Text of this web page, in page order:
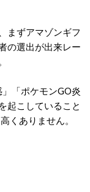
まずアマゾンギフ
の選出が出来レー
「ポケモンGO炎
起こしていること
くありません。